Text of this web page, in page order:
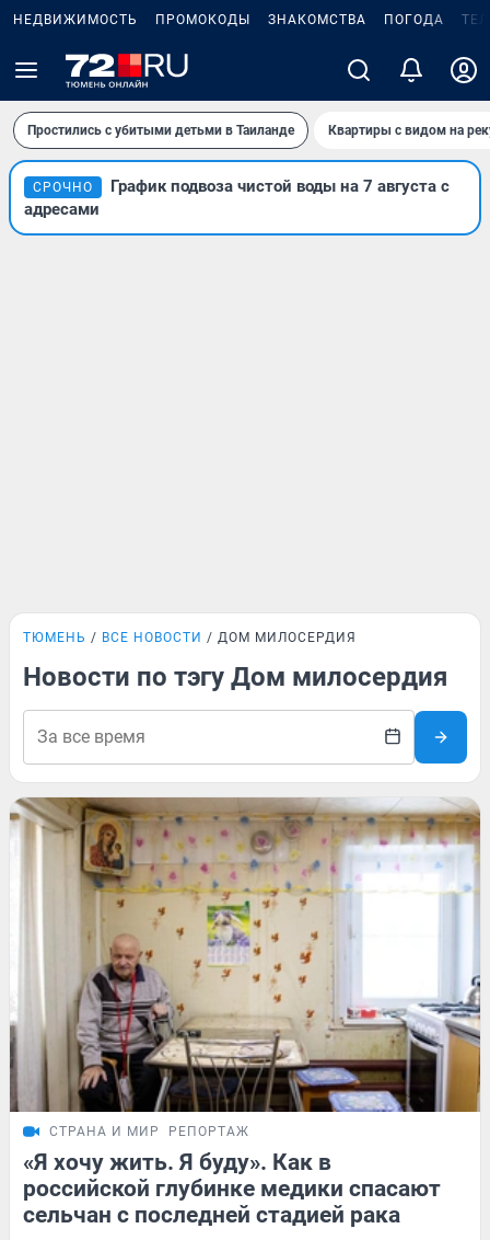
НЕДВИЖИМОСТЬ ПРОМОКОДЫ ЗНАКОМСТВА ПОГОДА
Простились с убитыми детьми в Таиланде Квартиры с видом на
СРОЧНО
График подвоза чистой воды на 7 августа с
адресами
ТЮМЕНЬ ВСЕ НОВОСТИ ДОМ МИЛОСЕРДИЯ
Новости по тэгу Дом милосердия
СТРАНА И МИР РЕПОРТАЖ
«Я хочу жить. Я буду». Как в
российской глубинке медики спасают
сельчан с последней стадией рака